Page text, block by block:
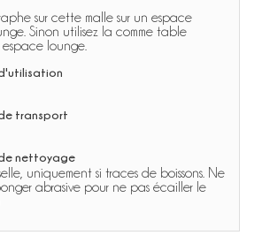
sur cette malle sur un espace
Sinon utilisez la comme table
lounge.
transport
nettoyage
uniquement si traces de boissons. Ne
abrasive pour ne pas écailler le